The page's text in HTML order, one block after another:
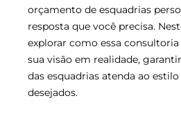
orçamento de esquadrias
resposta que você precisa.
explorar como essa
sua visão em realidade,
das esquadrias atenda ao
desejados.